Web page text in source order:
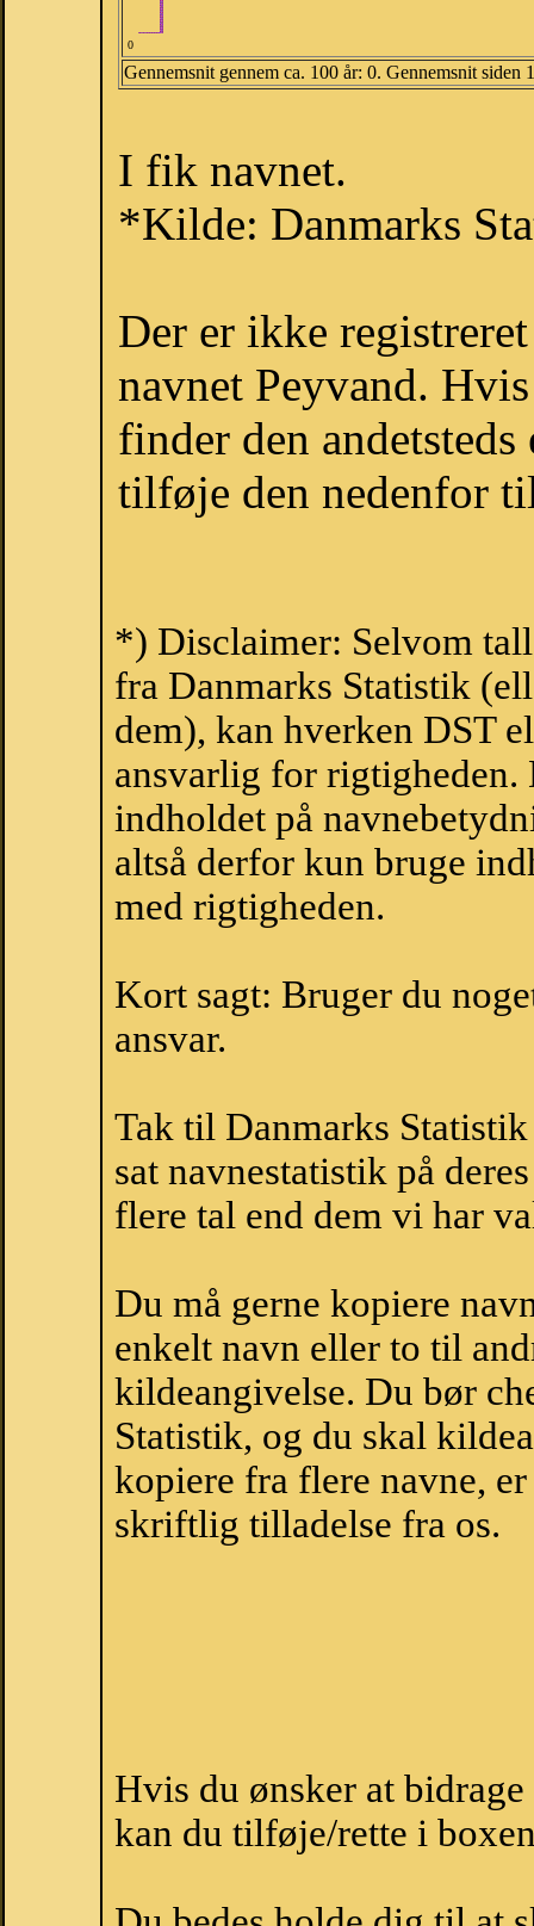
0
Gennemsnit gennem ca. 100 år: 0. Gennemsnit siden
I fik navnet.
*Kilde: Danmarks
Der er ikke
navnet Peyvand.
finder den
tilføje den nedenfor
*) Disclaimer: Selvom
fra Danmarks Statistik
dem), kan hverken DST
ansvarlig for
indholdet på
altså derfor kun bruge
med rigtigheden.
Kort sagt: Bruger du
ansvar.
Tak til Danmarks
sat navnestatistik på
flere tal end dem vi har
Du må gerne kopiere
enkelt navn eller to til
kildeangivelse. Du bør
Statistik, og du skal
kopiere fra flere navne,
skriftlig tilladelse fra os.
Hvis du ønsker at
kan du tilføje/rette i